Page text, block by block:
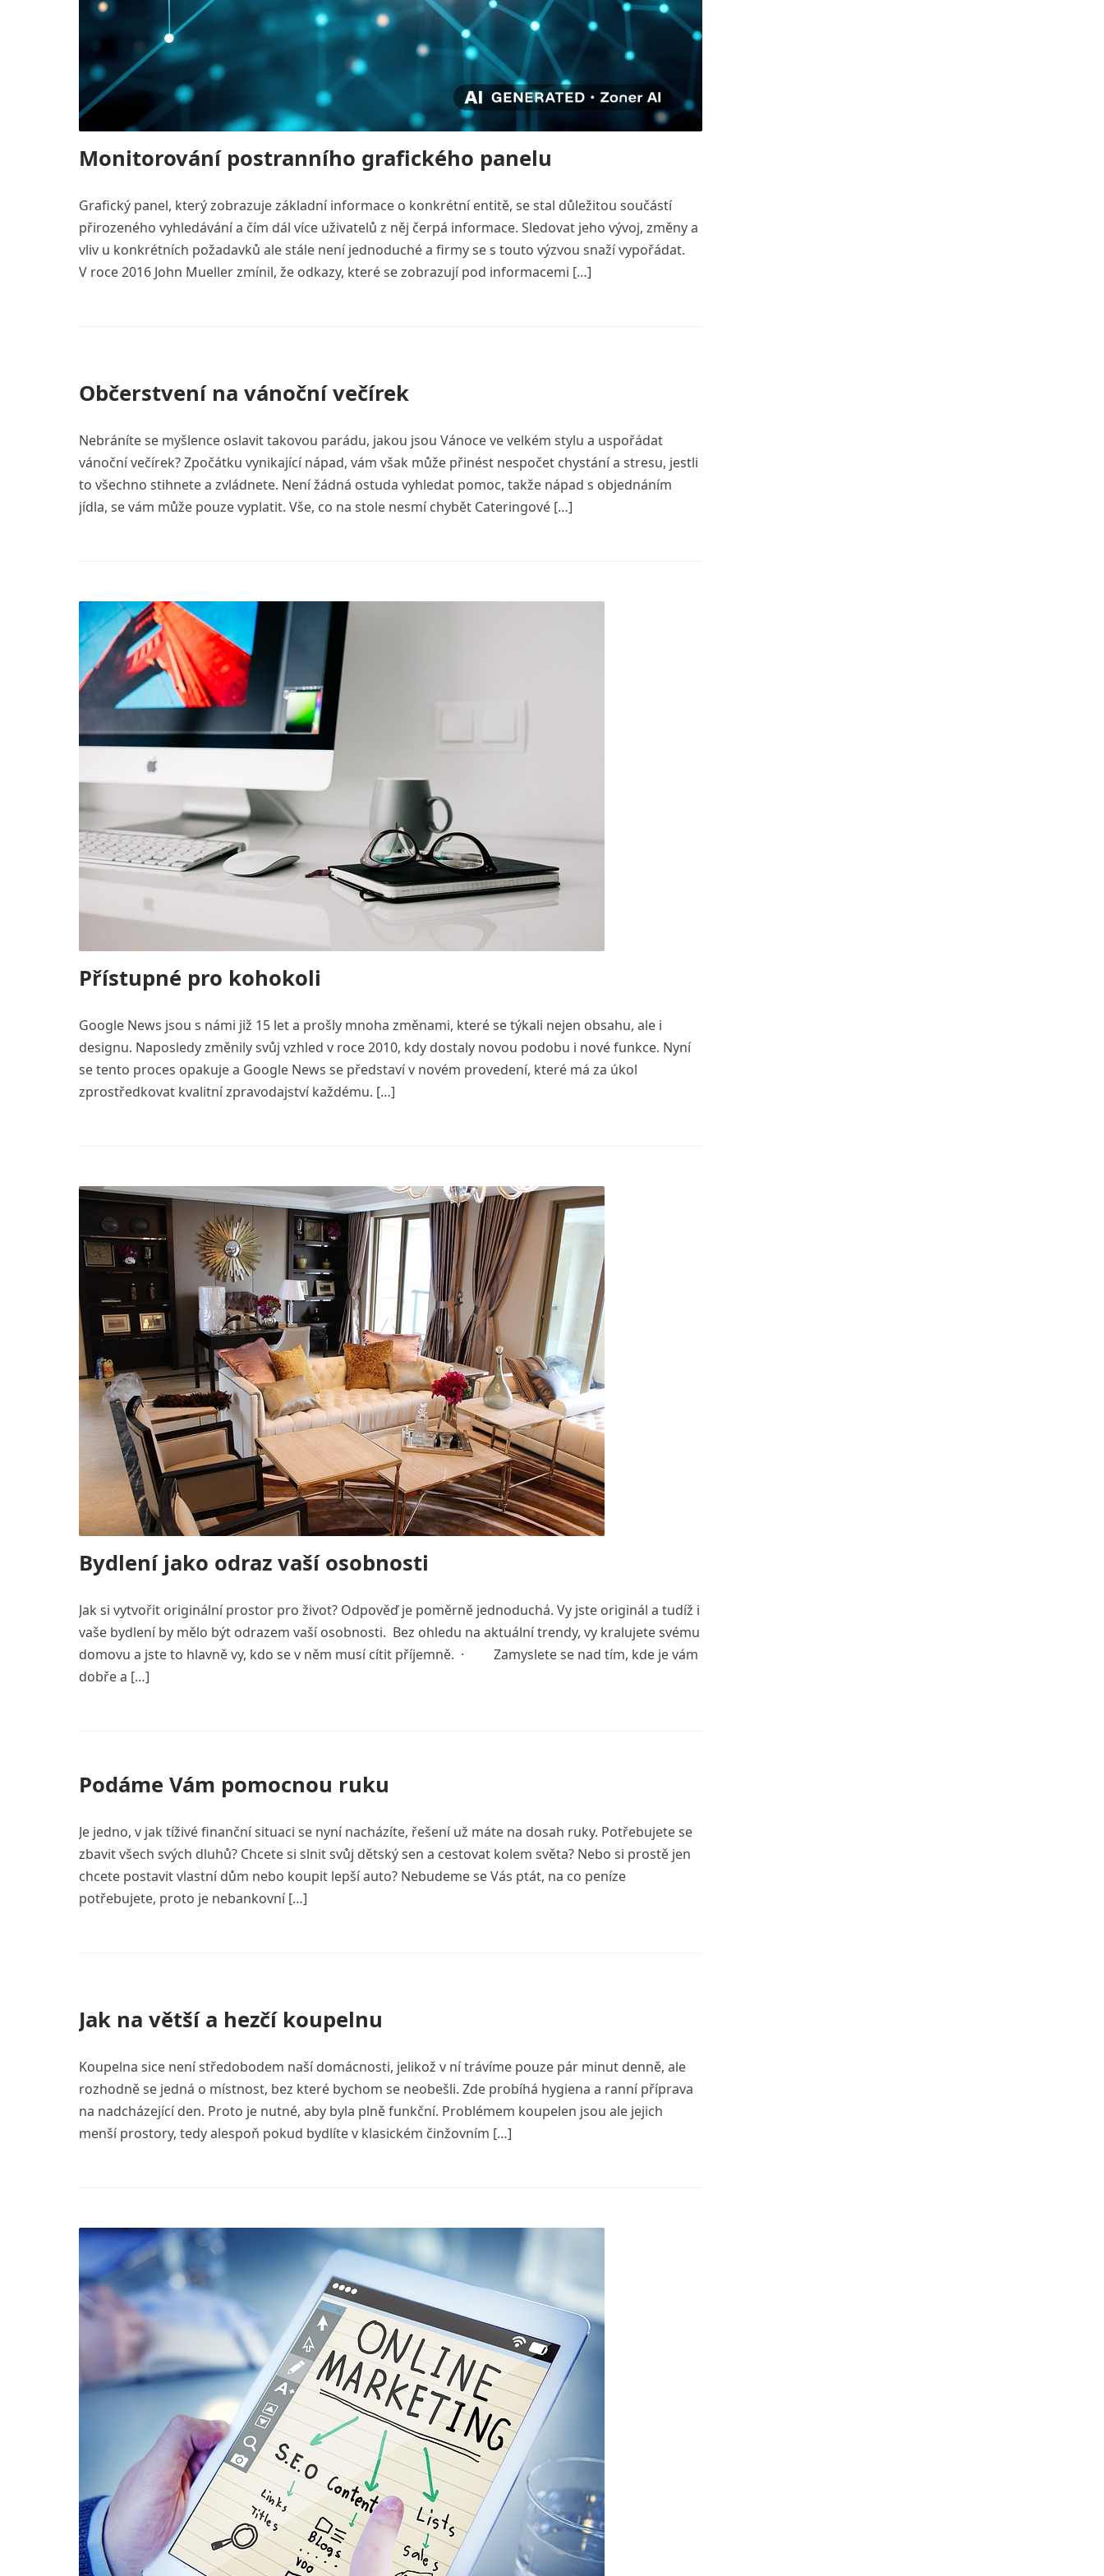
Monitorování postranního grafického panelu
Grafický panel, který zobrazuje základní informace o konkrétní entitě, se stal důležitou součástí
přirozeného vyhledávání a čím dál více uživatelů z něj čerpá informace. Sledovat jeho vývoj, změny a
vliv u konkrétních požadavků ale stále není jednoduché a firmy se s touto výzvou snaží vypořádat.
V roce 2016 John Mueller zmínil, že odkazy, které se zobrazují pod informacemi […]
Občerstvení na vánoční večírek
Nebráníte se myšlence oslavit takovou parádu, jakou jsou Vánoce ve velkém stylu a uspořádat
vánoční večírek? Zpočátku vynikající nápad, vám však může přinést nespočet chystání a stresu, jestli
to všechno stihnete a zvládnete. Není žádná ostuda vyhledat pomoc, takže nápad s objednáním
jídla, se vám může pouze vyplatit. Vše, co na stole nesmí chybět Cateringové […]
Přístupné pro kohokoli
Google News jsou s námi již 15 let a prošly mnoha změnami, které se týkali nejen obsahu, ale i
designu. Naposledy změnily svůj vzhled v roce 2010, kdy dostaly novou podobu i nové funkce. Nyní
se tento proces opakuje a Google News se představí v novém provedení, které má za úkol
zprostředkovat kvalitní zpravodajství každému. […]
Bydlení jako odraz vaší osobnosti
Jak si vytvořit originální prostor pro život? Odpověď je poměrně jednoduchá. Vy jste originál a tudíž i
vaše bydlení by mělo být odrazem vaší osobnosti. Bez ohledu na aktuální trendy, vy kralujete svému
domovu a jste to hlavně vy, kdo se v něm musí cítit příjemně. · Zamyslete se nad tím, kde je vám
dobře a […]
Podáme Vám pomocnou ruku
Je jedno, v jak tíživé finanční situaci se nyní nacházíte, řešení už máte na dosah ruky. Potřebujete se
zbavit všech svých dluhů? Chcete si slnit svůj dětský sen a cestovat kolem světa? Nebo si prostě jen
chcete postavit vlastní dům nebo koupit lepší auto? Nebudeme se Vás ptát, na co peníze
potřebujete, proto je nebankovní […]
Jak na větší a hezčí koupelnu
Koupelna sice není středobodem naší domácnosti, jelikož v ní trávíme pouze pár minut denně, ale
rozhodně se jedná o místnost, bez které bychom se neobešli. Zde probíhá hygiena a ranní příprava
na nadcházející den. Proto je nutné, aby byla plně funkční. Problémem koupelen jsou ale jejich
menší prostory, tedy alespoň pokud bydlíte v klasickém činžovním […]